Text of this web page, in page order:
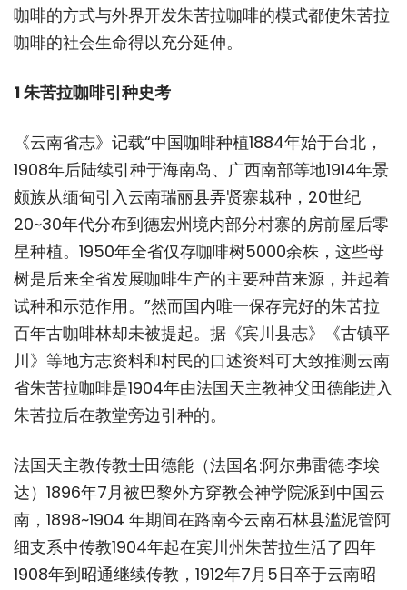
咖啡的方式与外界开发朱苦拉咖啡的模式都使朱苦拉
咖啡的社会生命得以充分延伸。
1 朱苦拉咖啡引种史考
《云南省志》记载“中国咖啡种植1884年始于台北，
1908年后陆续引种于海南岛、广西南部等地1914年景
颇族从缅甸引入云南瑞丽县弄贤寨栽种，20世纪
20~30年代分布到德宏州境内部分村寨的房前屋后零
星种植。1950年全省仅存咖啡树5000余株，这些母
树是后来全省发展咖啡生产的主要种苗来源，并起着
试种和示范作用。”然而国内唯一保存完好的朱苦拉
百年古咖啡林却未被提起。据《宾川县志》《古镇平
川》等地方志资料和村民的口述资料可大致推测云南
省朱苦拉咖啡是1904年由法国天主教神父田德能进入
朱苦拉后在教堂旁边引种的。
法国天主教传教士田德能（法国名:阿尔弗雷德·李埃
达）1896年7月被巴黎外方穿教会神学院派到中国云
南，1898~1904 年期间在路南今云南石林县滥泥管阿
细支系中传教1904年起在宾川州朱苦拉生活了四年
1908年到昭通继续传教，1912年7月5日卒于云南昭